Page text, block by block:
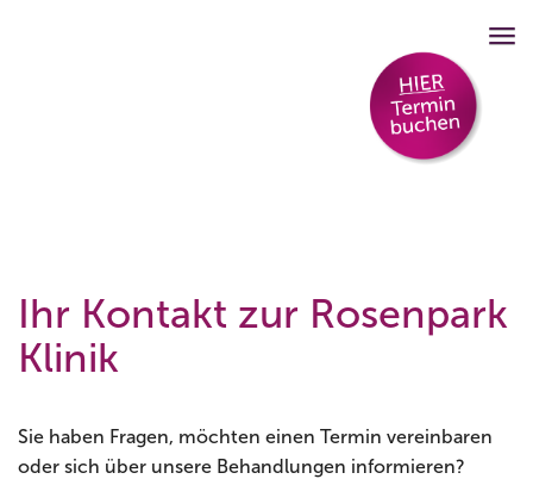
Ihr Kontakt zur Rosenpark
Klinik
Sie haben Fragen, möchten einen Termin vereinbaren
oder sich über unsere Behandlungen informieren?